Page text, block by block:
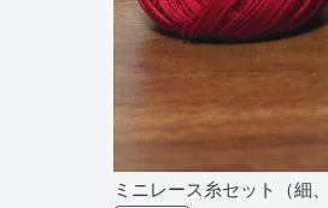
ミニレース糸セット（細